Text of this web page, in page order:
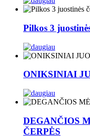
Pilkos 3
ONIKSINIAI
DEGANČIOS
ČERPĖS